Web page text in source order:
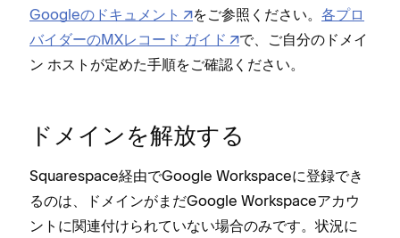
Googleのドキ⁠ュメント
をご参照ください⁠。 各プロ
バイダ⁠ーのMXレコ⁠ード ガイド
で⁠、ご自分のドメイ
ン ホストが定めた手順をご確認ください⁠。
ドメインを解放する
Squarespace経由でGoogle Workspaceに登録でき
るのは⁠、ドメインがまだGoogle Workspaceアカウ
ントに関連付けられていない場合のみです⁠。状況に